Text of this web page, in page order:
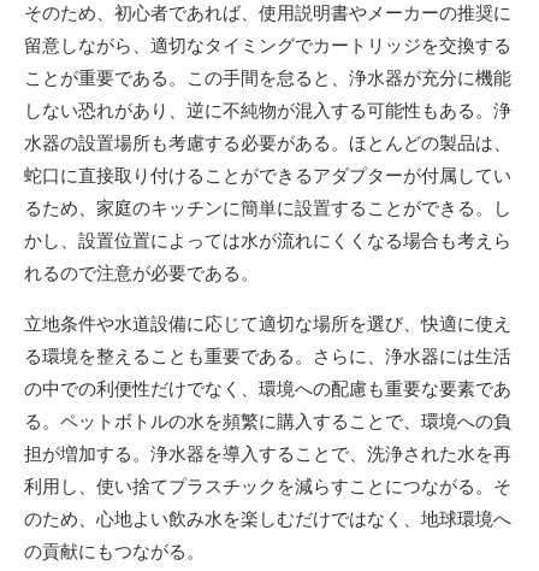
そのため、初心者であれば、使用説明書やメーカーの推奨に
留意しながら、適切なタイミングでカートリッジを交換する
ことが重要である。この手間を怠ると、浄水器が充分に機能
しない恐れがあり、逆に不純物が混入する可能性もある。浄
水器の設置場所も考慮する必要がある。ほとんどの製品は、
蛇口に直接取り付けることができるアダプターが付属してい
るため、家庭のキッチンに簡単に設置することができる。し
かし、設置位置によっては水が流れにくくなる場合も考えら
れるので注意が必要である。
立地条件や水道設備に応じて適切な場所を選び、快適に使え
る環境を整えることも重要である。さらに、浄水器には生活
の中での利便性だけでなく、環境への配慮も重要な要素であ
る。ペットボトルの水を頻繁に購入することで、環境への負
担が増加する。浄水器を導入することで、洗浄された水を再
利用し、使い捨てプラスチックを減らすことにつながる。そ
のため、心地よい飲み水を楽しむだけではなく、地球環境へ
の貢献にもつながる。